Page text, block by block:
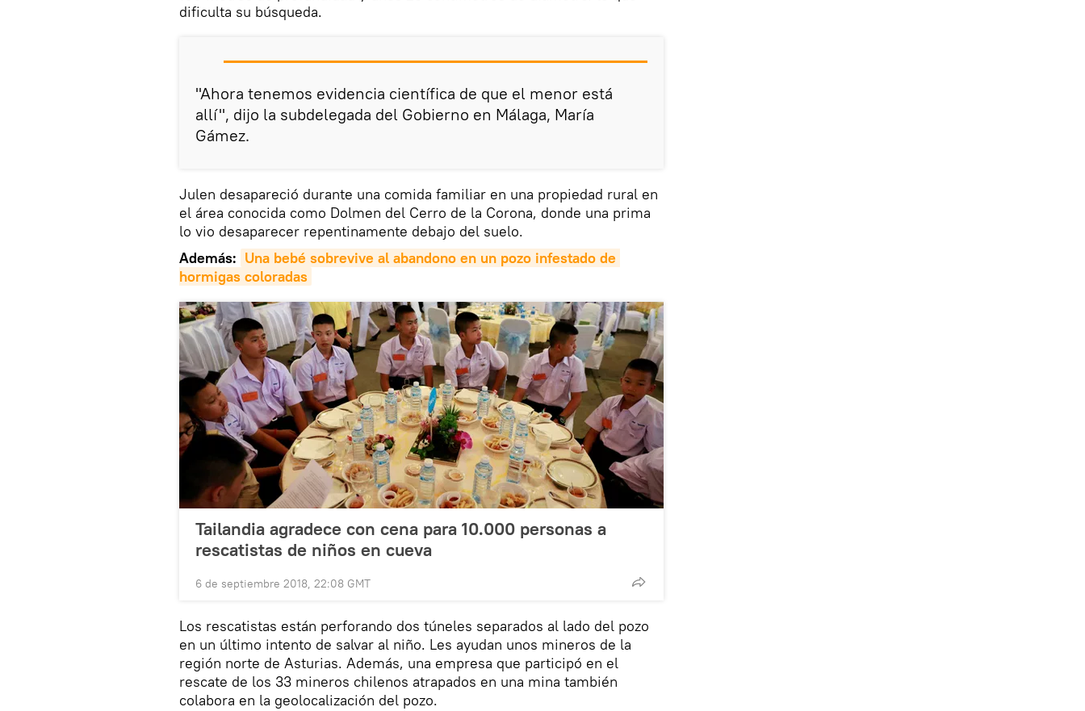
dificulta su búsqueda.
"Ahora tenemos evidencia científica de que el menor está
allí", dijo la subdelegada del Gobierno en Málaga, María
Gámez.
Julen desapareció durante una comida familiar en una propiedad rural en
el área conocida como Dolmen del Cerro de la Corona, donde una prima
lo vio desaparecer repentinamente debajo del suelo.
Además: Una bebé sobrevive al abandono en un pozo infestado de
hormigas coloradas
Tailandia agradece con cena para 10.000 personas a
rescatistas de niños en cueva
6 de septiembre 2018, 22:08 GMT
Los rescatistas están perforando dos túneles separados al lado del pozo
en un último intento de salvar al niño. Les ayudan unos mineros de la
región norte de Asturias. Además, una empresa que participó en el
rescate de los 33 mineros chilenos atrapados en una mina también
colabora en la geolocalización del pozo.